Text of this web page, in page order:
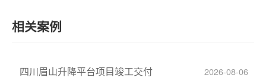
相关案例
四川眉山升降平台项目竣工交付 2026-08-06